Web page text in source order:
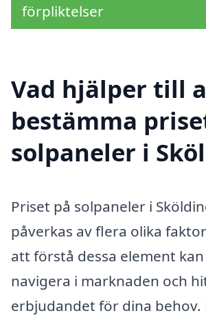
förpliktelser
Vad hjälper till
bestämma
solpaneler i
Priset på solpaneler i
påverkas av flera olika
att förstå dessa element
navigera i marknaden och
erbjudandet för dina behov.